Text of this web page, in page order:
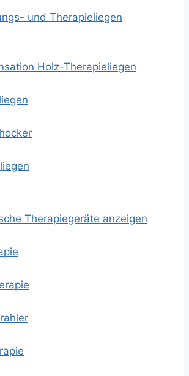
und Therapieliegen
Holz-Therapieliegen
Therapiegeräte anzeigen